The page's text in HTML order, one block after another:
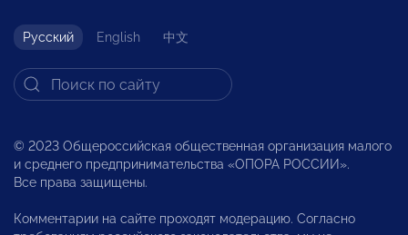
Русский English 中文
© 2023 Общероссийская общественная организация малого
и среднего предпринимательства «ОПОРА РОССИИ».
Все права защищены.
Комментарии на сайте проходят модерацию. Согласно